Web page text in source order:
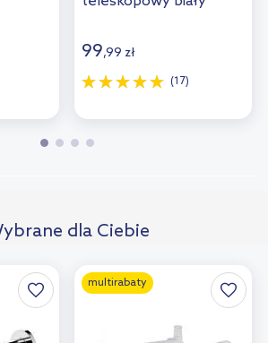
99,99 zł
(17)
dla Ciebie
multirabaty